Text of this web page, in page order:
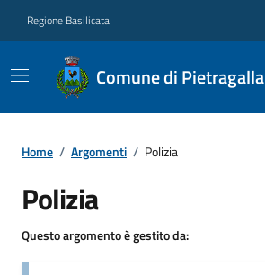
Regione Basilicata
Comune di Pietragalla
Home / Argomenti / Polizia
Polizia
Questo argomento è gestito da: